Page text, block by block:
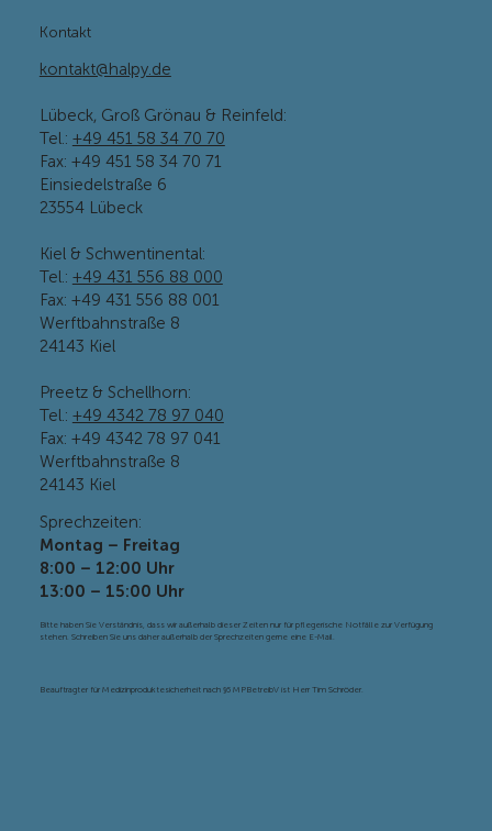
Kontakt
kontakt@halpy.de
Lübeck, Groß Grönau & Reinfeld:
Tel.: +49 451 58 34 70 70
Fax: +49 451 58 34 70 71
Einsiedelstraße 6
23554 Lübeck
Kiel & Schwentinental:
Tel.: +49 431 556 88 000
Fax: +49 431 556 88 001
Werftbahnstraße 8
24143 Kiel
Preetz & Schellhorn:
Tel.: +49 4342 78 97 040
Fax: +49 4342 78 97 041
Werftbahnstraße 8
24143 Kiel
Sprechzeiten:
Montag – Freitag
8:00 – 12:00 Uhr
13:00 – 15:00 Uhr
Bitte haben Sie Verständnis, dass wir außerhalb dieser Zeiten nur für pflegerische Notfälle zur Verfügung
stehen. Schreiben Sie uns daher außerhalb der Sprechzeiten gerne eine E-Mail.
Beauftragter für Medizinproduktesicherheit nach §6 MPBetreibV ist Herr Tim Schröder.